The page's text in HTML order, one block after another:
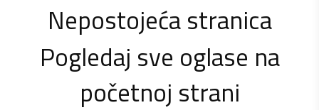
Nepostojeća stranica
Pogledaj sve oglase na
početnoj strani